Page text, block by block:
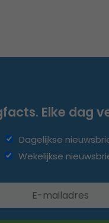
Elke dag
Dagelijkse
Wekelijkse